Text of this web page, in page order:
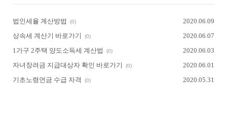
법인세율 계산방법 (0)
2020.06.09
상속세 계산기 바로가기
(0)
2020.06.07
1가구 2주택 양도소득세 계산법
(0)
2020.06.03
자녀장려금 지급대상자 확인 바로가기
(0)
2020.06.01
기초노령연금 수급 자격
(0) 2020.05.31